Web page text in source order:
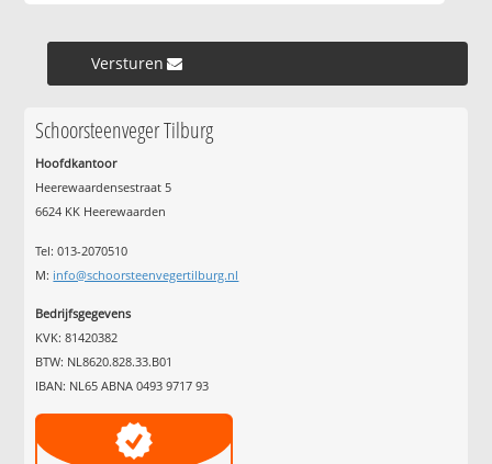
Versturen »
Schoorsteenveger Tilburg
Hoofdkantoor
Heerewaardensestraat 5
6624 KK Heerewaarden
Tel: 013-2070510
M: info@schoorsteenvegertilburg.nl
Bedrijfsgegevens
KVK: 81420382
BTW: NL8620.828.33.B01
IBAN: NL65 ABNA 0493 9717 93